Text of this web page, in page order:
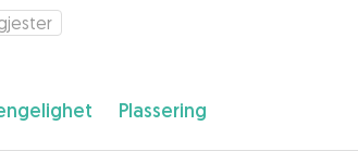
Plassering